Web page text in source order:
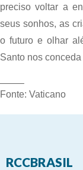
preciso voltar a
seus sonhos, as
o futuro e olhar
Santo nos
——–
Fonte: Vaticano
RCCBRASIL